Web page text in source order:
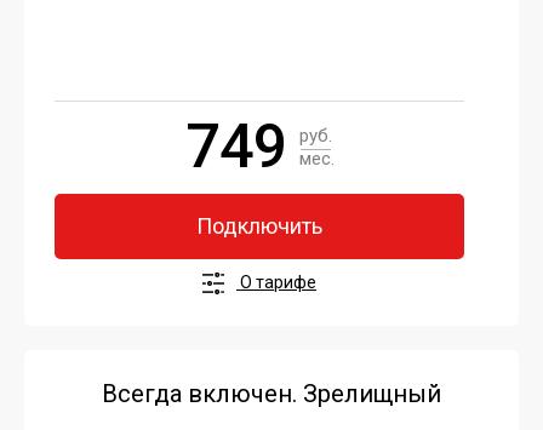
749
руб.
мес.
Подключить
О тарифе
Всегда включен. Зрелищный